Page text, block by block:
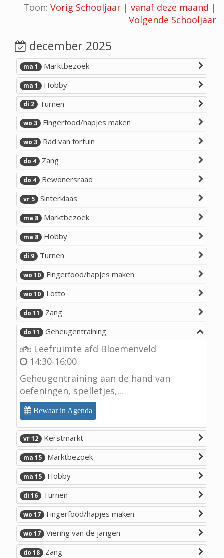
Toon: Vorig Schooljaar | vanaf deze maand |
Volgende Schooljaar
december 2025
ma 1 Marktbezoek
ma 1 Hobby
di 2 Turnen
wo 3 Fingerfood/hapjes maken
wo 3 Rad van fortuin
do 4 Zang
do 4 Bewonersraad
vr 5 Sinterklaas
ma 8 Marktbezoek
ma 8 Hobby
di 9 Turnen
wo 10 Fingerfood/hapjes maken
wo 10 Lotto
do 11 Zang
do 11 Geheugentraining
Leefruimte afd Bloemenveld
14:30-16:00
Geheugentraining aan de hand van
oefeningen, spelletjes,...
Bewaar in Agenda
vr 12 Kerstmarkt
ma 15 Marktbezoek
ma 15 Hobby
di 16 Turnen
wo 17 Fingerfood/hapjes maken
wo 17 Viering van de jarigen
do 18 Zang